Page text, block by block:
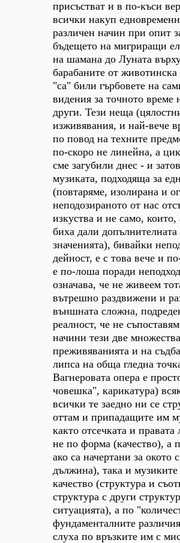
присъстват и в по-къси
всички накуп
различен начин при опит
бъдещето на мигриращи
на шамана до Луната
барабаните от
"са" били гърбовете на
видения за точното време
други. Тези неща
изживявания, и най-вече
по повод на техните
по-скоро не линейна, а
сме загубили днес - и
музиката, подходяща за
(повтаряме, изолирана и
неподозираното от нас
изкуства и не само, които,
биха дали
значенията), бивайки
дейност, е с това вече и
е по-лоша поради
означава, че не живеем
вътрешно раздвижени и
външната сложна,
реалност, че не
начини тези две
преживяванията и на
липса на обща гледна
Вагнеровата опера е
човешка", карикатура)
всички те заедно ни се
оттам и припадащите им
както отсечката и правата
не по форма (качество), а
ако са начертани за окото
дължина), така и музиките
качество (структура и
структура с други
ситуацията), а по
фундаменталните
слуха по връзките им с